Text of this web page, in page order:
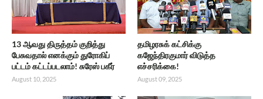
13 ஆவது திருத்தம் குறித்து
பேசுவதால் எனக்கும் துரோகிப்
பட்டம் கட்டப்படலாம்! சுரேஸ் பகீர்
August 10, 2025
தமிழரசுக் கட்சிக்கு
கஜேந்திரகுமார் விடுத்த
எச்சரிக்கை!
August 09, 2025